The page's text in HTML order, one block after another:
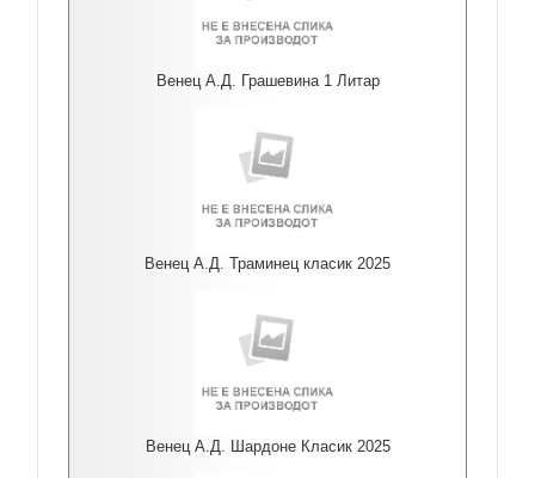
Венец А.Д. Грашевина 1 Литар
Венец А.Д. Траминец класик 2025
Венец А.Д. Шардоне Класик 2025